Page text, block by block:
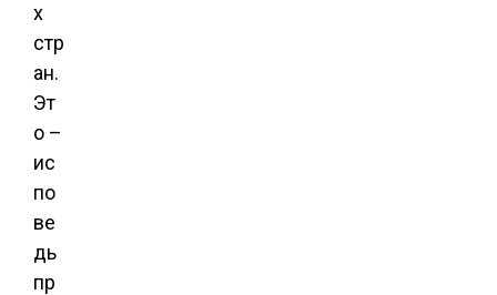
х
стр
ан.
Эт
о –
ис
по
ве
дь
пр